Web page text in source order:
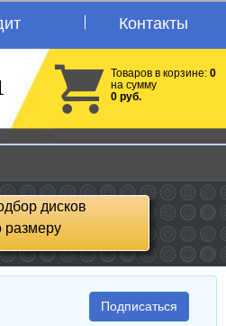
Контакты
Товаров в корзине: 0
на сумму
0 руб.
дисков
размеру
Подписаться